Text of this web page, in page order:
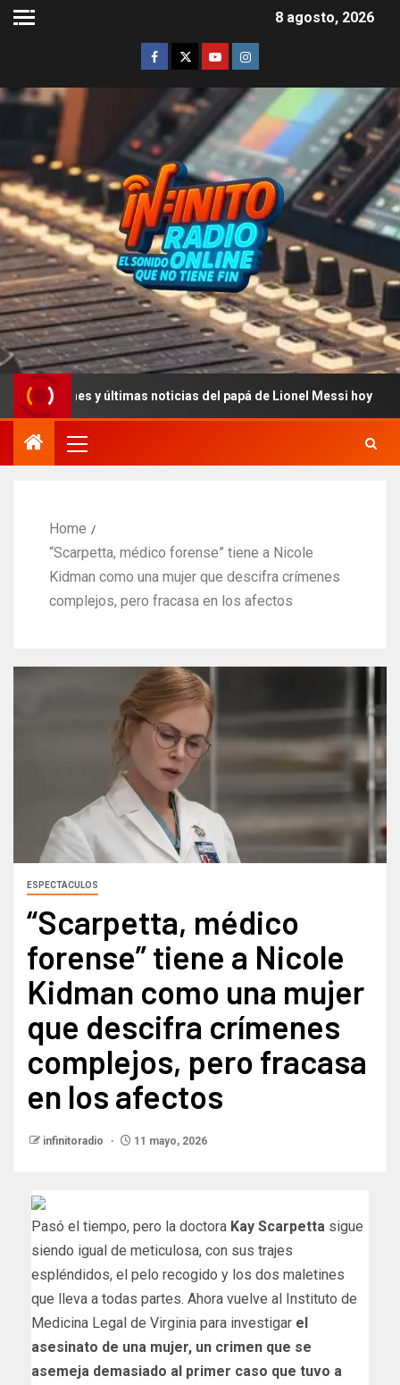
8 agosto, 2026
y últimas noticias del papá de Lionel Messi hoy
Home
“Scarpetta, médico forense” tiene a Nicole
Kidman como una mujer que descifra crímenes
complejos, pero fracasa en los afectos
ESPECTACULOS
“Scarpetta, médico
forense” tiene a Nicole
Kidman como una mujer
que descifra crímenes
complejos, pero fracasa
en los afectos
infinitoradio 11 mayo, 2026
Pasó el tiempo, pero la doctora Kay Scarpetta sigue
siendo igual de meticulosa, con sus trajes
espléndidos, el pelo recogido y los dos maletines
que lleva a todas partes. Ahora vuelve al Instituto de
Medicina Legal de Virginia para investigar el
asesinato de una mujer, un crimen que se
asemeja demasiado al primer caso que tuvo a